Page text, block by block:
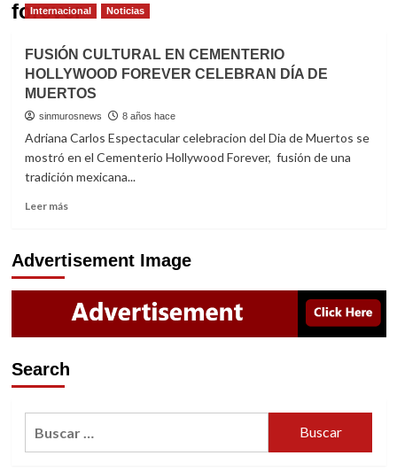
forever
Internacional Noticias
FUSIÓN CULTURAL EN CEMENTERIO
HOLLYWOOD FOREVER CELEBRAN DÍA DE
MUERTOS
sinmurosnews 8 años hace
Adriana Carlos Espectacular celebracion del Dia de Muertos se
mostró en el Cementerio Hollywood Forever, fusión de una
tradición mexicana...
Leer másRead
FUSIÓN
CULTURAL
EN
CEMENTERIO
HOLLYWOOD
FOREVER
DÍA
Advertisement Image
Search